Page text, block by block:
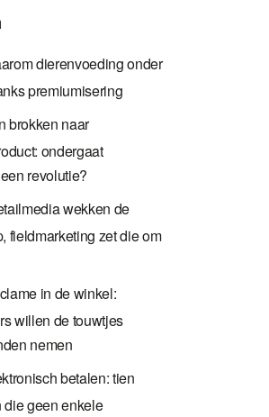
dierenvoeding onder
premiumisering
brokken naar
ondergaat
revolutie?
wekken de
fieldmarketing zet die om
in de winkel:
willen de touwtjes
nemen
betalen: tien
geen enkele